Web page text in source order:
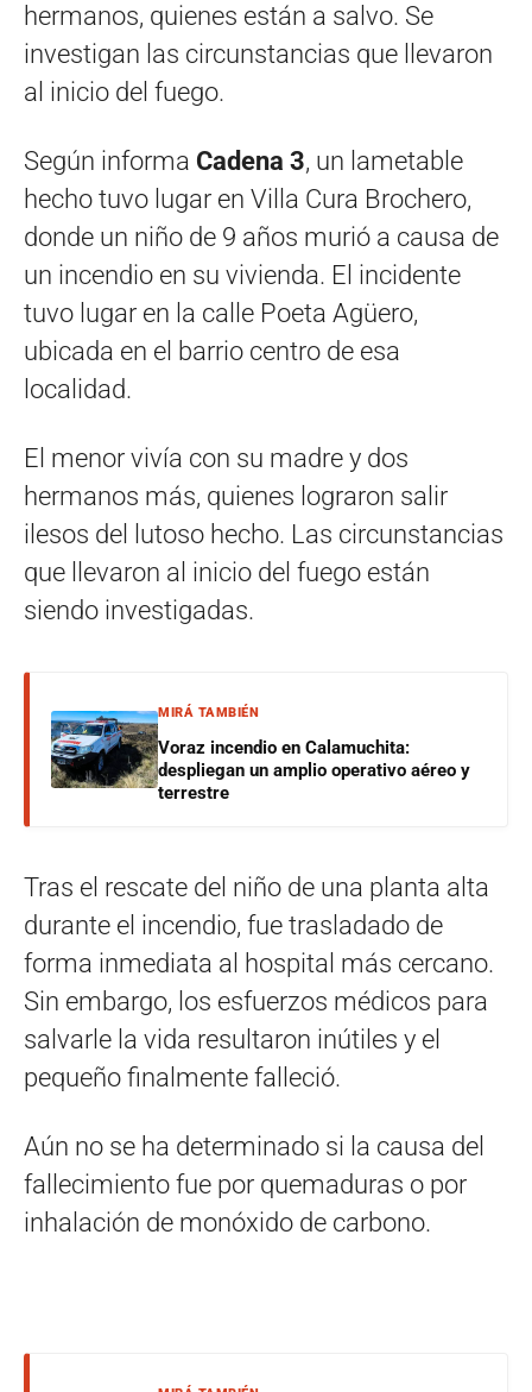
hermanos, quienes están a salvo. Se
investigan las circunstancias que llevaron
al inicio del fuego.
Según informa Cadena 3, un lametable
hecho tuvo lugar en Villa Cura Brochero,
donde un niño de 9 años murió a causa de
un incendio en su vivienda. El incidente
tuvo lugar en la calle Poeta Agüero,
ubicada en el barrio centro de esa
localidad.
El menor vivía con su madre y dos
hermanos más, quienes lograron salir
ilesos del lutoso hecho. Las circunstancias
que llevaron al inicio del fuego están
siendo investigadas.
MIRÁ TAMBIÉN
Voraz incendio en Calamuchita:
despliegan un amplio operativo aéreo y
terrestre
Tras el rescate del niño de una planta alta
durante el incendio, fue trasladado de
forma inmediata al hospital más cercano.
Sin embargo, los esfuerzos médicos para
salvarle la vida resultaron inútiles y el
pequeño finalmente falleció.
Aún no se ha determinado si la causa del
fallecimiento fue por quemaduras o por
inhalación de monóxido de carbono.